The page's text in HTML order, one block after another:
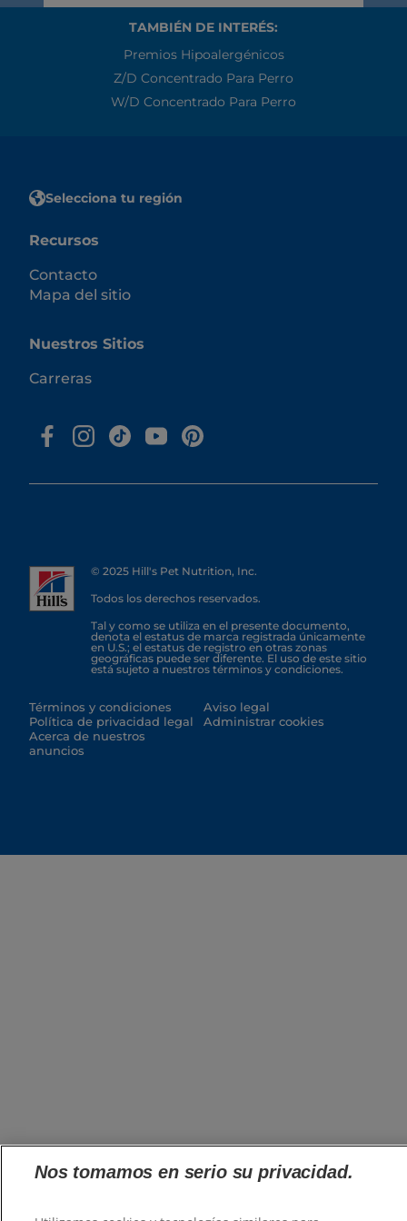
TAMBIÉN DE INTERÉS:
Premios Hipoalergénicos
Z/d Concentrado Para Perro
W/d Concentrado Para Perro
Selecciona tu región
Recursos
Contacto
Mapa del sitio
Nuestros Sitios
Carreras
© 2025 Hill's Pet Nutrition, Inc.
Todos los derechos reservados.
Tal y como se utiliza en el presente documento,
denota el estatus de marca registrada únicamente
en U.S.; el estatus de registro en otras zonas
geográficas puede ser diferente. El uso de este sitio
está sujeto a nuestros términos y condiciones.
Términos y condiciones
Política de privacidad legal
Acerca de nuestros
anuncios
Aviso legal
Administrar cookies
Nos tomamos en serio su privacidad.